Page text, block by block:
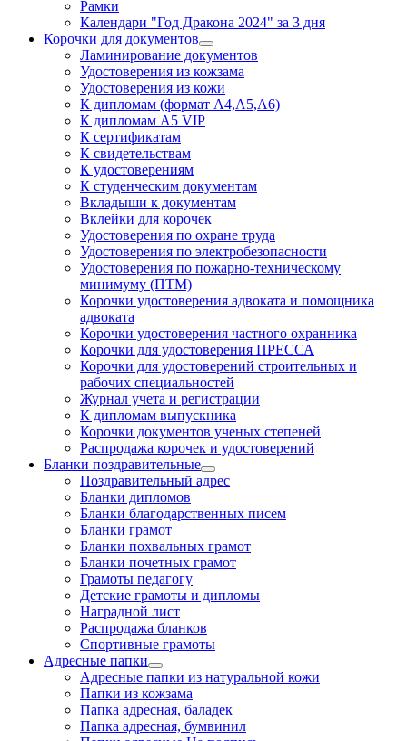
Рамки
Календари "Год Дракона 2024" за 3 дня
Корочки для документов
Ламинирование документов
Удостоверения из кожзама
Удостоверения из кожи
К дипломам (формат А4,А5,А6)
К дипломам А5 VIP
К сертификатам
К свидетельствам
К удостоверениям
К студенческим документам
Вкладыши к документам
Вклейки для корочек
Удостоверения по охране труда
Удостоверения по электробезопасности
Удостоверения по пожарно-техническому
минимуму (ПТМ)
Корочки удостоверения адвоката и помощника
адвоката
Корочки удостоверения частного охранника
Корочки для удостоверения ПРЕССА
Корочки для удостоверений строительных и
рабочих специальностей
Журнал учета и регистрации
К дипломам выпускника
Корочки документов ученых степеней
Распродажа корочек и удостоверений
Бланки поздравительные
Поздравительный адрес
Бланки дипломов
Бланки благодарственных писем
Бланки грамот
Бланки похвальных грамот
Бланки почетных грамот
Грамоты педагогу
Детские грамоты и дипломы
Наградной лист
Распродажа бланков
Спортивные грамоты
Адресные папки
Адресные папки из натуральной кожи
Папки из кожзама
Папка адресная, баладек
Папка адресная, бумвинил